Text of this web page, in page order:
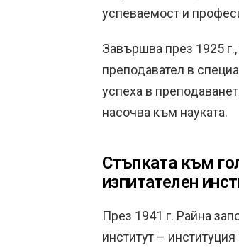
успеваемост и
Завършва през 1925
преподавател в
успеха в
насочва към науката.
Стъпката към
изпитателен
През 1941 г. Райна
институт –